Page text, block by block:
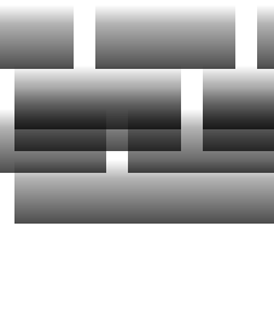
2006
1973
1979
2011